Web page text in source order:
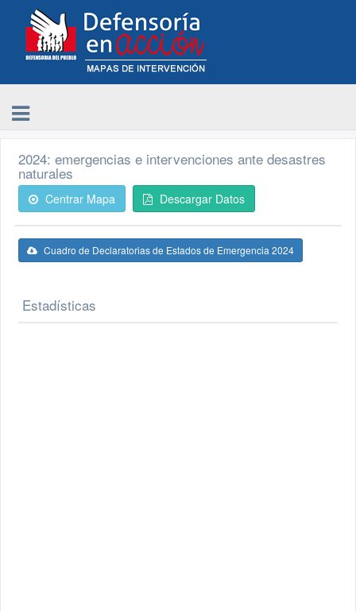
2024: emergencias e intervenciones ante desastres
naturales
Centrar Mapa Descargar Datos
Cuadro de Declaratorias de Estados de Emergencia 2024
Estadísticas